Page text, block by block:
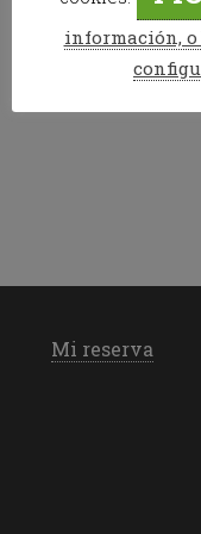
Etiquetado como:
Mi reserva
información, o